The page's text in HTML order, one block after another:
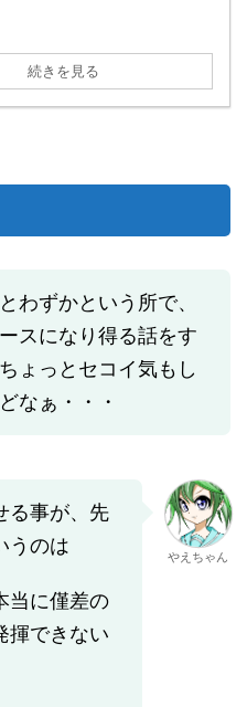
続きを見る
わずかという所で、
スになり得る話をす
ょっとセコイ気もし
なぁ・・・
る事が、先
うのは
当に僅差の
揮できない
やえちゃん